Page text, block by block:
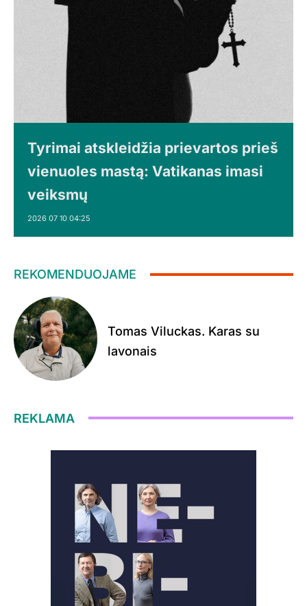
Tyrimai atskleidžia prievartos prieš
vienuoles mastą: Vatikanas imasi
veiksmų
2026 07 10 04:25
REKOMENDUOJAME
Tomas Viluckas. Karas su
lavonais
REKLAMA